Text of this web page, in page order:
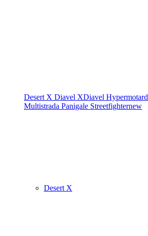
Desert X Diavel XDiavel Hypermotard
Multistrada Panigale Streetfighternew
Desert X